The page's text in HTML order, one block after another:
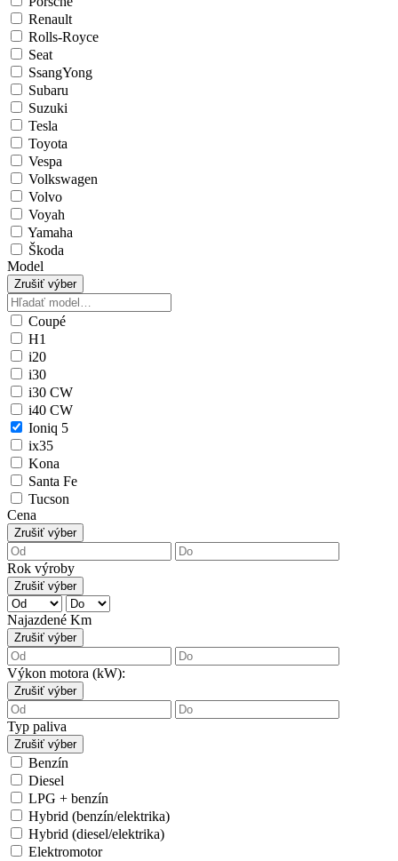
Renault
Rolls-Royce
Seat
SsangYong
Subaru
Suzuki
Tesla
Toyota
Vespa
Volkswagen
Volvo
Voyah
Yamaha
Škoda
Model
Zrušiť výber
Coupé
H1
i20
i30
i30 CW
i40 CW
Ioniq 5
ix35
Kona
Santa Fe
Tucson
Cena
Zrušiť výber
Rok výroby
Zrušiť výber
Najazdené Km
Zrušiť výber
Výkon motora (kW):
Zrušiť výber
Typ paliva
Zrušiť výber
Benzín
Diesel
LPG + benzín
Hybrid (benzín/elektrika)
Hybrid (diesel/elektrika)
Elektromotor